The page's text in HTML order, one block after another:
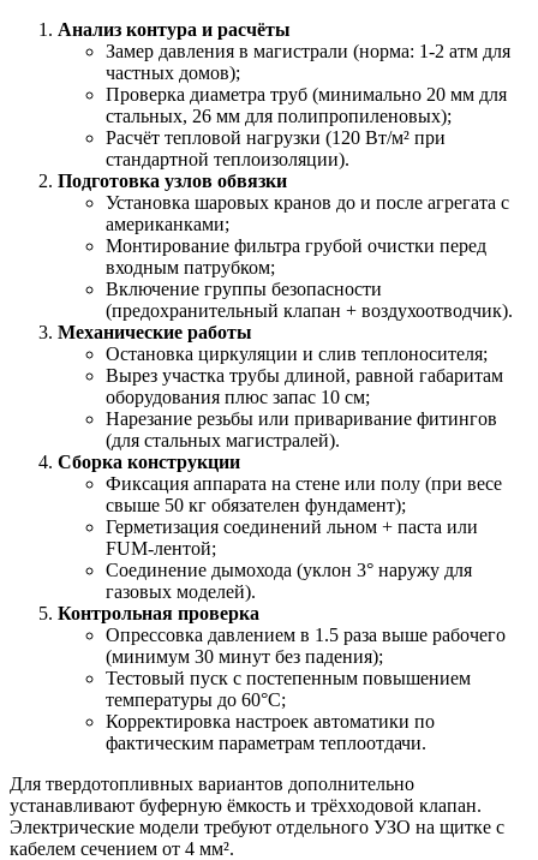
Анализ контура и расчёты
Замер давления в магистрали (норма: 1-2 атм для
частных домов);
Проверка диаметра труб (минимально 20 мм для
стальных, 26 мм для полипропиленовых);
Расчёт тепловой нагрузки (120 Вт/м² при
стандартной теплоизоляции).
Подготовка узлов обвязки
Установка шаровых кранов до и после агрегата с
американками;
Монтирование фильтра грубой очистки перед
входным патрубком;
Включение группы безопасности
(предохранительный клапан + воздухоотводчик).
Механические работы
Остановка циркуляции и слив теплоносителя;
Вырез участка трубы длиной, равной габаритам
оборудования плюс запас 10 см;
Нарезание резьбы или приваривание фитингов
(для стальных магистралей).
Сборка конструкции
Фиксация аппарата на стене или полу (при весе
свыше 50 кг обязателен фундамент);
Герметизация соединений льном + паста или
FUM-лентой;
Соединение дымохода (уклон 3° наружу для
газовых моделей).
Контрольная проверка
Опрессовка давлением в 1.5 раза выше рабочего
(минимум 30 минут без падения);
Тестовый пуск с постепенным повышением
температуры до 60°C;
Корректировка настроек автоматики по
фактическим параметрам теплоотдачи.
Для твердотопливных вариантов дополнительно
устанавливают буферную ёмкость и трёхходовой клапан.
Электрические модели требуют отдельного УЗО на щитке с
кабелем сечением от 4 мм².